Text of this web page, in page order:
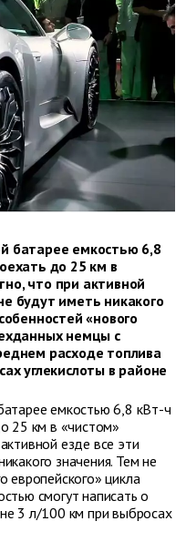
батарее емкостью 6,8
до 25 км в
что при активной
будут иметь никакого
«нового
немцы с
расходе топлива
углекислоты в районе
емкостью 6,8 кВт-ч
25 км в «чистом»
езде все эти
значения. Тем не
европейского» цикла
смогут написать о
3 л/100 км при выбросах